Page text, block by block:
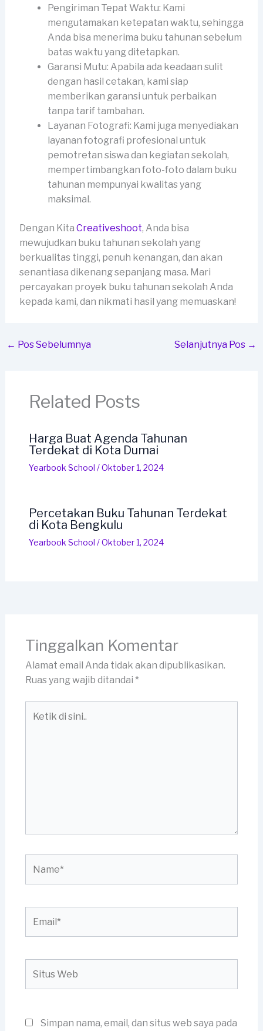
Pengiriman Tepat Waktu: Kami
mengutamakan ketepatan waktu, sehingga
Anda bisa menerima buku tahunan sebelum
batas waktu yang ditetapkan.
Garansi Mutu: Apabila ada keadaan sulit
dengan hasil cetakan, kami siap
memberikan garansi untuk perbaikan
tanpa tarif tambahan.
Layanan Fotografi: Kami juga menyediakan
layanan fotografi profesional untuk
pemotretan siswa dan kegiatan sekolah,
mempertimbangkan foto-foto dalam buku
tahunan mempunyai kwalitas yang
maksimal.
Dengan Kita Creativeshoot, Anda bisa
mewujudkan buku tahunan sekolah yang
berkualitas tinggi, penuh kenangan, dan akan
senantiasa dikenang sepanjang masa. Mari
percayakan proyek buku tahunan sekolah Anda
kepada kami, dan nikmati hasil yang memuaskan!
← Pos Sebelumnya Selanjutnya Pos →
Related Posts
Harga Buat Agenda Tahunan
Terdekat di Kota Dumai
Yearbook School /Oktober 1, 2024
Percetakan Buku Tahunan Terdekat
di Kota Bengkulu
Yearbook School /Oktober 1, 2024
Tinggalkan Komentar
Alamat email Anda tidak akan dipublikasikan.
Ruas yang wajib ditandai *
Web
Simpan nama, email, dan situs web saya pada